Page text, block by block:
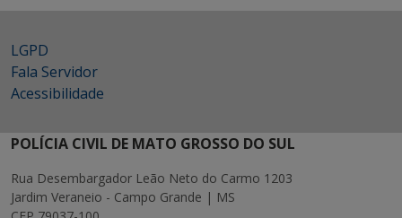
LGPD
Fala Servidor
Acessibilidade
POLÍCIA CIVIL DE MATO GROSSO DO SUL
Rua Desembargador Leão Neto do Carmo 1203
Jardim Veraneio - Campo Grande | MS